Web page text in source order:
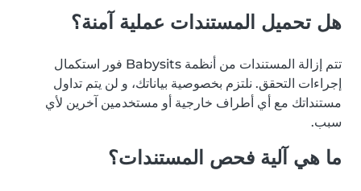
هل تحميل المستندات عملية آمنة؟
تتم إزالة المستندات من أنظمة Babysits فور استكمال
إجراءات التحقق. نلتزم بخصوصية بياناتك، و لن يتم تداول
مستنداتك مع أي أطراف خارجية أو مستخدمين آخرين لأي
سبب.
ما هي آلية فحص المستندات؟